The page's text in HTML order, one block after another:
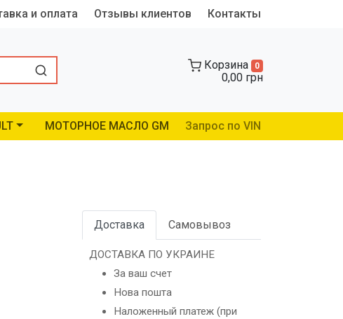
и оплата Отзывы клиентов Контакты
Корзина 0
0,00 грн
МОТОРНОЕ МАСЛО GM Запрос по VIN
Доставка Самовывоз
ДОСТАВКА ПО УКРАИНЕ
За ваш счет
Нова пошта
Наложенный платеж (при